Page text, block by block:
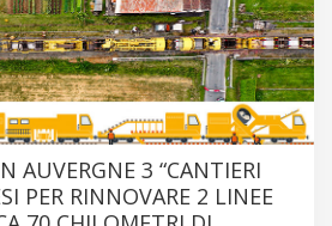
AUVERGNE 3 “CANTIERI
PER RINNOVARE 2 LINEE